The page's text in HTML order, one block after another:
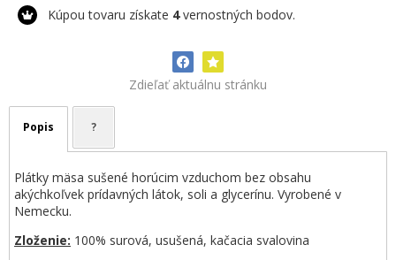
Kúpou tovaru získate 4vernostných bodov.
Zdieľať aktuálnu stránku
Popis ?
Plátky mäsa sušené horúcim vzduchom bez obsahu
akýchkoľvek prídavných látok, soli a glycerínu. Vyrobené v
Nemecku.
Zloženie: 100% surová, usušená, kačacia svalovina